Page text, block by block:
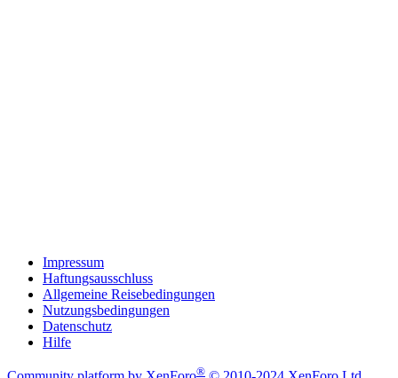
Impressum
Haftungsausschluss
Allgemeine Reisebedingungen
Nutzungsbedingungen
Datenschutz
Hilfe
®